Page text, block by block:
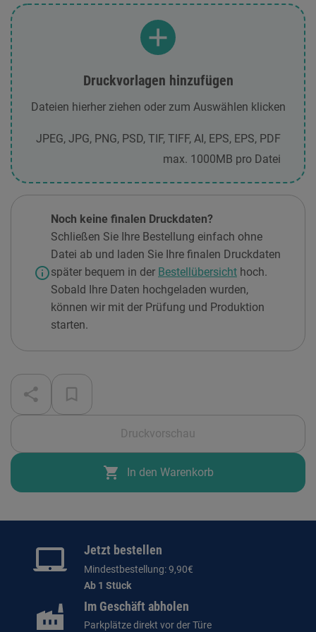
Druckvorlagen hinzufügen
Dateien hierher ziehen oder zum Auswählen klicken
JPEG, JPG, PNG, PSD, TIF, TIFF, AI, EPS, EPS, PDF
max. 1000MB pro Datei
info
Noch keine finalen Druckdaten?
Schließen Sie Ihre Bestellung einfach ohne
Datei ab und laden Sie Ihre finalen Druckdaten
später bequem in der Bestellübersicht hoch.
Sobald Ihre Daten hochgeladen wurden,
können wir mit der Prüfung und Produktion
starten.
Druckvorschau
shopping_cart In den Warenkorb
Jetzt bestellen
Mindestbestellung: 9,90€
Ab 1 Stück
Im Geschäft abholen
Parkplätze direkt vor der Türe